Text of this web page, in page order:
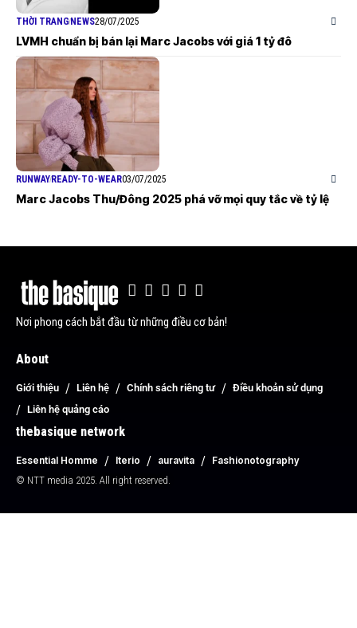
THỜI TRANGNEWS28/07/2025
LVMH chuẩn bị bán lại Marc Jacobs với giá 1 tỷ đô
RUNWAYREADY-TO-WEAR03/07/2025
Marc Jacobs Thu/Đông 2025 phá vỡ mọi quy tắc về tỷ lệ
Nơi phong cách bắt đầu từ những điều cơ bản!
About
Giới thiệu Liên hệ Chính sách riêng tư
Điều khoản sử dụng
Liên hệ quảng cáo
thebasique network
Essential Homme Iterio auravita
Fashionotography
© NTT media 2025. All right reserved.